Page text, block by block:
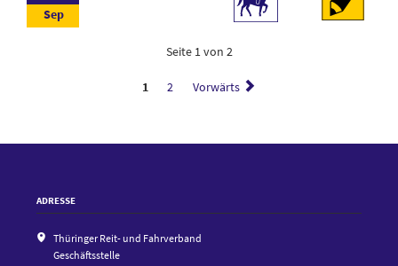
Seite 1 von 2
1 2 Vorwärts
ADRESSE
Thüringer Reit- und Fahrverband
Geschäftsstelle